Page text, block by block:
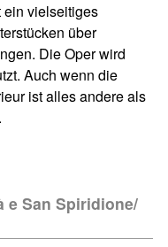
ein vielseitiges
über
Die Oper wird
Auch wenn die
ist alles andere als
e San Spiridione/